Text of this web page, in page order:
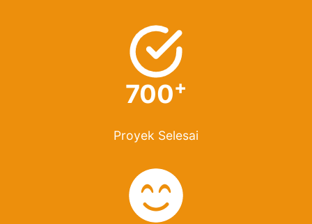
700+
Proyek Selesai